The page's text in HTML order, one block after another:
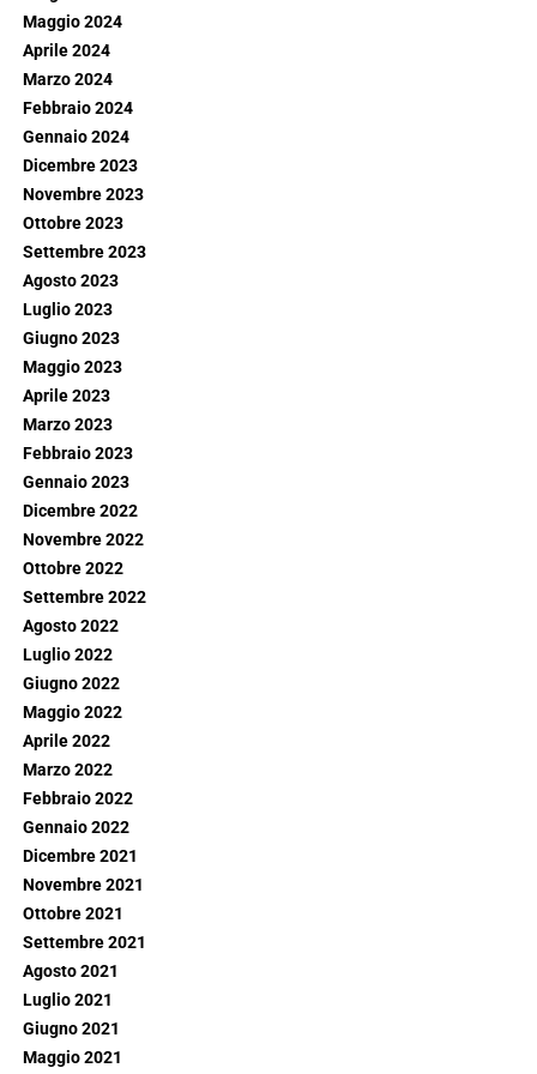
Maggio 2024
Aprile 2024
Marzo 2024
Febbraio 2024
Gennaio 2024
Dicembre 2023
Novembre 2023
Ottobre 2023
Settembre 2023
Agosto 2023
Luglio 2023
Giugno 2023
Maggio 2023
Aprile 2023
Marzo 2023
Febbraio 2023
Gennaio 2023
Dicembre 2022
Novembre 2022
Ottobre 2022
Settembre 2022
Agosto 2022
Luglio 2022
Giugno 2022
Maggio 2022
Aprile 2022
Marzo 2022
Febbraio 2022
Gennaio 2022
Dicembre 2021
Novembre 2021
Ottobre 2021
Settembre 2021
Agosto 2021
Luglio 2021
Giugno 2021
Maggio 2021